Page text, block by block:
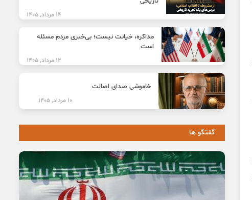
14 مرداد, 1405
مذاکره، خیانت نیست؛ بی‌خبری مردم مسئله
است
12 مرداد, 1405
خاموشی صدای اصالت
10 مرداد, 1405
گفتگو ها